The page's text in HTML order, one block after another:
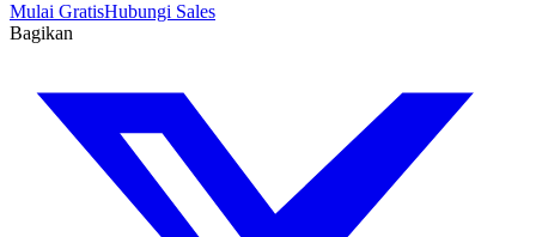
Mulai GratisHubungi Sales
Bagikan